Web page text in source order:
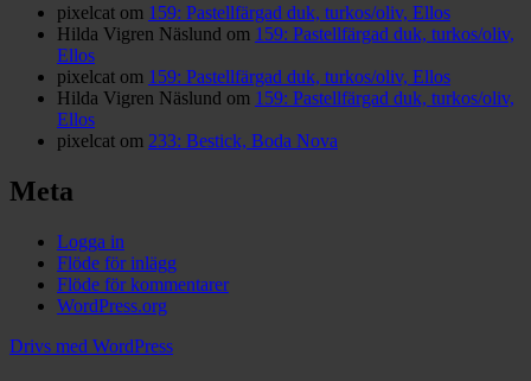
pixelcat om 159: Pastellfärgad duk, turkos/oliv, Ellos
Hilda Vigren Näslund om 159: Pastellfärgad duk, turkos/oliv,
Ellos
pixelcat om 159: Pastellfärgad duk, turkos/oliv, Ellos
Hilda Vigren Näslund om 159: Pastellfärgad duk, turkos/oliv,
Ellos
pixelcat om 233: Bestick, Boda Nova
Meta
Logga in
Flöde för inlägg
Flöde för kommentarer
WordPress.org
Drivs med WordPress